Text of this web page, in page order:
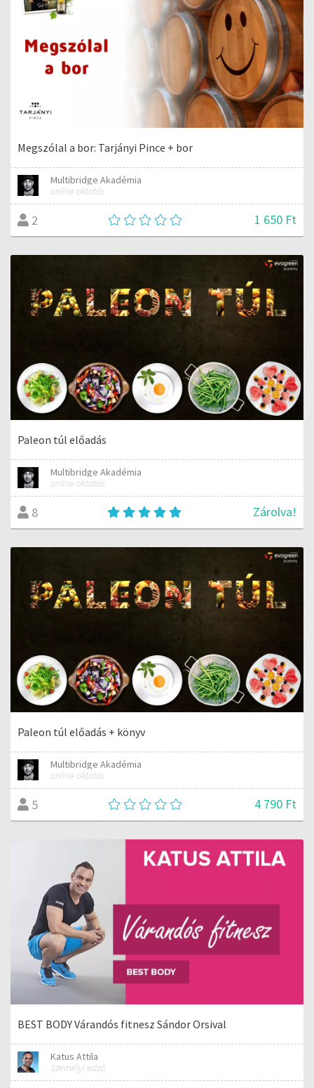
Megszólal a bor: Tarjányi Pince + bor
Multibridge Akadémia
online oktatás
2 1 650 Ft
Paleon túl előadás
Multibridge Akadémia
online oktatás
8 Zárolva!
Paleon túl előadás + könyv
Multibridge Akadémia
online oktatás
5 4 790 Ft
BEST BODY Várandós fitnesz Sándor Orsival
Katus Attila
Személyi edző